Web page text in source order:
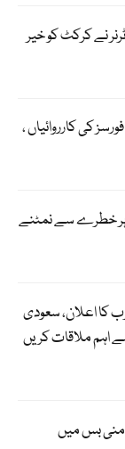
جان ٹرنر نے کرکٹ کو خیر
کی کارروائیاں ،
ہر خطرے سے نمٹنے
کا اعلان، سعودی
اہم ملاقات کریں
منی بس میں